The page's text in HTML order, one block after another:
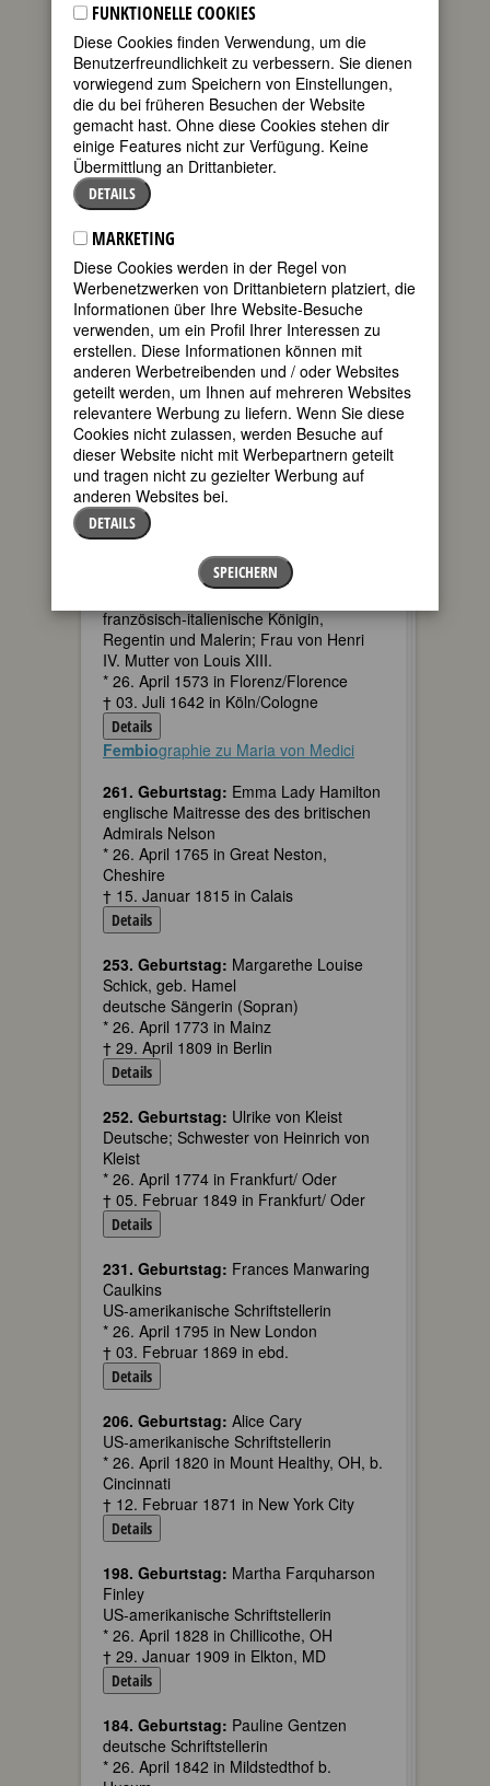
120. Geburtstag: Renate Müller
deutsche Schauspielerin
* 26. April 1906 in München
† 07. Oktober 1937 in Berlin
Details
205. Geburtstag:Julie Krafft
österreichische Bildnismalerin
* 26. April 1821 in Wien / Vienna
Details
105. Geburtstag: Marga Höffgen
deutsche Sängerin (Alt)
* 26. April 1921 in Mülheim/ Ruhr
† 07. Juli 1995 in Müllheim, Baden
Details
85. Geburtstag: Regine Hildebrandt
deutsche Politikerin (SPD)
* 26. April 1941 in Berlin
† 26. November 2001 in Berlin-
Woltersdorf
Details
graphie zu Regine Hildebrandt
französisch-italienische Königin,
Regentin und Malerin; Frau von Henri
IV. Mutter von Louis XIII.
* 26. April 1573 in Florenz/Florence
† 03. Juli 1642 in Köln/Cologne
Details
Fembiographie zu Maria von Medici
261. Geburtstag: Emma Lady Hamilton
englische Maitresse des des britischen
Admirals Nelson
* 26. April 1765 in Great Neston,
Cheshire
† 15. Januar 1815 in Calais
Details
253. Geburtstag: Margarethe Louise
Schick, geb. Hamel
deutsche Sängerin (Sopran)
* 26. April 1773 in Mainz
† 29. April 1809 in Berlin
Details
252. Geburtstag: Ulrike von Kleist
Deutsche; Schwester von Heinrich von
Kleist
* 26. April 1774 in Frankfurt/ Oder
† 05. Februar 1849 in Frankfurt/ Oder
Details
231. Geburtstag: Frances Manwaring
Caulkins
US-amerikanische Schriftstellerin
* 26. April 1795 in New London
† 03. Februar 1869 in ebd.
Details
206. Geburtstag: Alice Cary
US-amerikanische Schriftstellerin
* 26. April 1820 in Mount Healthy, OH, b.
Cincinnati
† 12. Februar 1871 in New York City
Details
198. Geburtstag: Martha Farquharson
Finley
US-amerikanische Schriftstellerin
* 26. April 1828 in Chillicothe, OH
† 29. Januar 1909 in Elkton, MD
Details
184. Geburtstag: Pauline Gentzen
deutsche Schriftstellerin
* 26. April 1842 in Mildstedthof b.
FUNKTIONELLE COOKIES
Diese Cookies finden Verwendung, um die
Benutzerfreundlichkeit zu verbessern. Sie dienen
vorwiegend zum Speichern von Einstellungen,
die du bei früheren Besuchen der Website
gemacht hast. Ohne diese Cookies stehen dir
einige Features nicht zur Verfügung. Keine
Übermittlung an Drittanbieter.
DETAILS
MARKETING
Diese Cookies werden in der Regel von
Werbenetzwerken von Drittanbietern platziert, die
Informationen über Ihre Website-Besuche
verwenden, um ein Profil Ihrer Interessen zu
erstellen. Diese Informationen können mit
anderen Werbetreibenden und / oder Websites
geteilt werden, um Ihnen auf mehreren Websites
relevantere Werbung zu liefern. Wenn Sie diese
Cookies nicht zulassen, werden Besuche auf
dieser Website nicht mit Werbepartnern geteilt
und tragen nicht zu gezielter Werbung auf
anderen Websites bei.
DETAILS
SPEICHERN